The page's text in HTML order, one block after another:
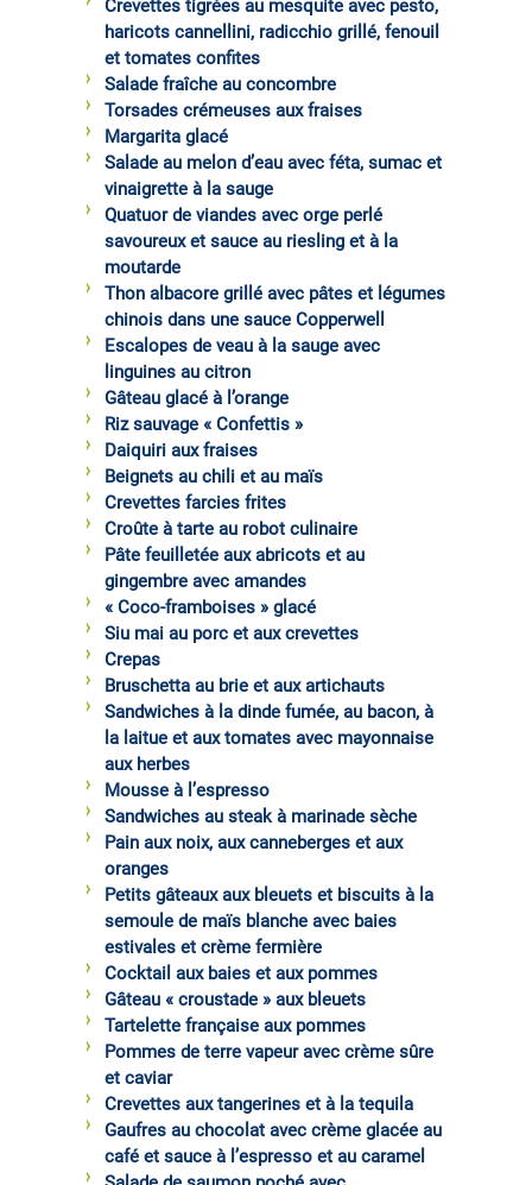
Crevettes tigrées au mesquite avec pesto,
haricots cannellini, radicchio grillé, fenouil
et tomates confites
Salade fraîche au concombre
Torsades crémeuses aux fraises
Margarita glacé
Salade au melon d’eau avec féta, sumac et
vinaigrette à la sauge
Quatuor de viandes avec orge perlé
savoureux et sauce au riesling et à la
moutarde
Thon albacore grillé avec pâtes et légumes
chinois dans une sauce Copperwell
Escalopes de veau à la sauge avec
linguines au citron
Gâteau glacé à l’orange
Riz sauvage « Confettis »
Daiquiri aux fraises
Beignets au chili et au maïs
Crevettes farcies frites
Croûte à tarte au robot culinaire
Pâte feuilletée aux abricots et au
gingembre avec amandes
« Coco-framboises » glacé
Siu mai au porc et aux crevettes
Crepas
Bruschetta au brie et aux artichauts
Sandwiches à la dinde fumée, au bacon, à
la laitue et aux tomates avec mayonnaise
aux herbes
Mousse à l’espresso
Sandwiches au steak à marinade sèche
Pain aux noix, aux canneberges et aux
oranges
Petits gâteaux aux bleuets et biscuits à la
semoule de maïs blanche avec baies
estivales et crème fermière
Cocktail aux baies et aux pommes
Gâteau « croustade » aux bleuets
Tartelette française aux pommes
Pommes de terre vapeur avec crème sûre
et caviar
Crevettes aux tangerines et à la tequila
Gaufres au chocolat avec crème glacée au
café et sauce à l’espresso et au caramel